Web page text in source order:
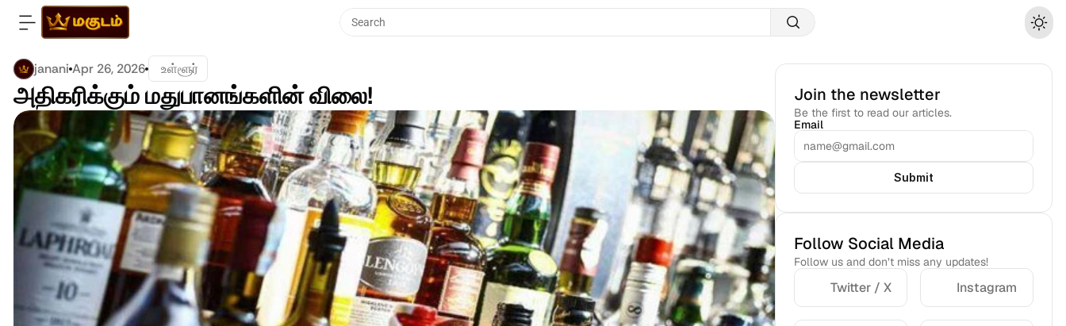
Search
janani Apr 26, 2026 உள்ளூர்
அதிகரிக்கும் மதுபானங்களின் விலை! Join the newsletter
Be the first to read our articles.
Email
Submit
Follow Social Media
Follow us and don’t miss any updates!
Twitter / X Instagram